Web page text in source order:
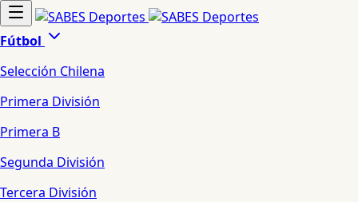
Fútbol
Selección Chilena
Primera División
Primera B
Segunda División
Tercera División